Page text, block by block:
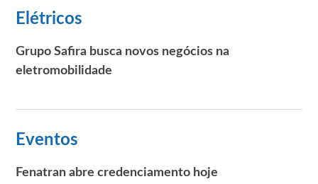
Elétricos
Grupo Safira busca novos negócios na
eletromobilidade
Eventos
Fenatran abre credenciamento hoje